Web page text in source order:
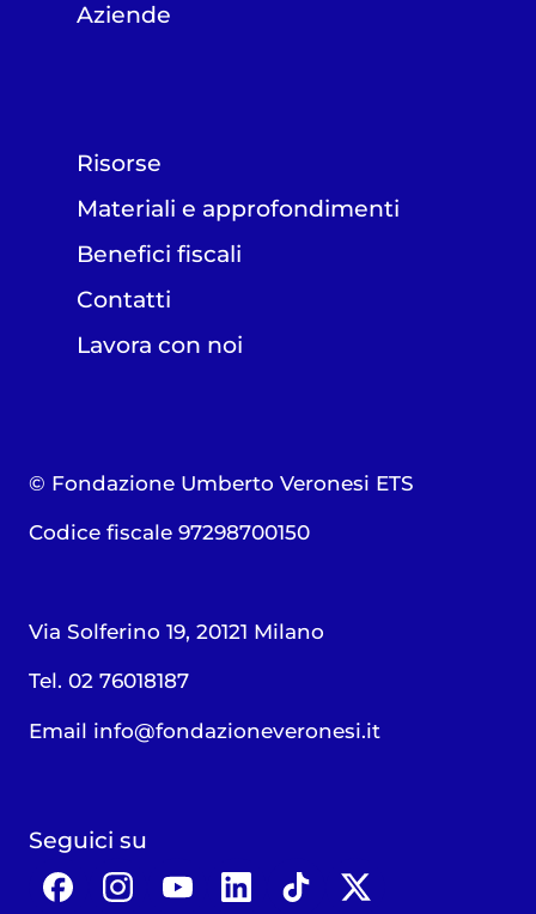
Aziende
Risorse
Materiali e approfondimenti
Benefici fiscali
Contatti
Lavora con noi
© Fondazione Umberto Veronesi ETS
Codice fiscale 97298700150
Via Solferino 19, 20121 Milano
Tel. 02 76018187
Email info@fondazioneveronesi.it
Seguici su